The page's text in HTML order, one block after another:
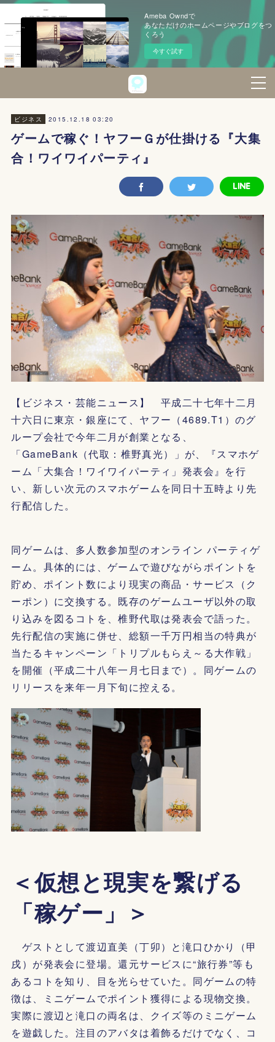
Ameba Owndで
あなただけのホームページやブログをつ
くろう
今すぐ試す
ビジネス 2015.12.18 03:20
ゲームで稼ぐ！ヤフーＧが仕掛ける『大集
合！ワイワイパーティ』
【ビジネス・芸能ニュース】 平成二十七年十二月
十六日に東京・銀座にて、ヤフー（4689.T1）のグ
ループ会社で今年二月が創業となる、
「GameBank（代取：椎野真光）」が、『スマホゲ
ーム「大集合！ワイワイパーティ」発表会』を行
い、新しい次元のスマホゲームを同日十五時より先
行配信した。
同ゲームは、多人数参加型のオンライン パーティゲ
ーム。具体的には、ゲームで遊びながらポイントを
貯め、ポイント数により現実の商品・サービス（ク
ーポン）に交換する。既存のゲームユーザ以外の取
り込みを図るコトを、椎野代取は発表会で語った。
先行配信の実施に併せ、総額一千万円相当の特典が
当たるキャンペーン「トリプルもらえ～る大作戦」
を開催（平成二十八年一月七日まで）。同ゲームの
リリースを来年一月下旬に控える。
＜仮想と現実を繋げる
「稼ゲー」＞
ゲストとして渡辺直美（丁卯）と滝口ひかり（甲
戌）が発表会に登場。還元サービスに“旅行券”等も
あるコトを知り、目を光らせていた。同ゲームの特
徴は、ミニゲームでポイント獲得による現物交換。
実際に渡辺と滝口の両名は、クイズ等のミニゲーム
を遊戯した。注目のアバタは着飾るだけでなく、コ